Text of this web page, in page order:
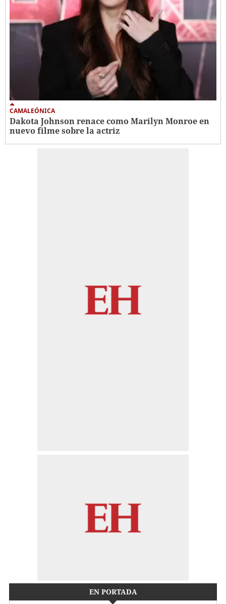
CAMALEÓNICA
Dakota Johnson renace como Marilyn Monroe en
nuevo filme sobre la actriz
EN PORTADA